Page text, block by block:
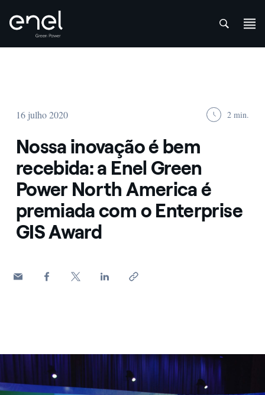
16 julho 2020 2 min.
Nossa inovação é bem
recebida: a Enel Green
Power North America é
premiada com o Enterprise
GIS Award